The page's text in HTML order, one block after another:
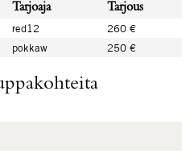
Tarjoaja
Tarjous
red12
260 €
pokkaw 250 €